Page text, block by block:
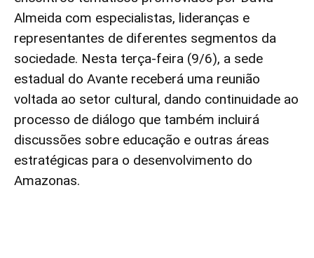
Almeida com especialistas, lideranças e
representantes de diferentes segmentos da
sociedade. Nesta terça-feira (9/6), a sede
estadual do Avante receberá uma reunião
voltada ao setor cultural, dando continuidade ao
processo de diálogo que também incluirá
discussões sobre educação e outras áreas
estratégicas para o desenvolvimento do
Amazonas.